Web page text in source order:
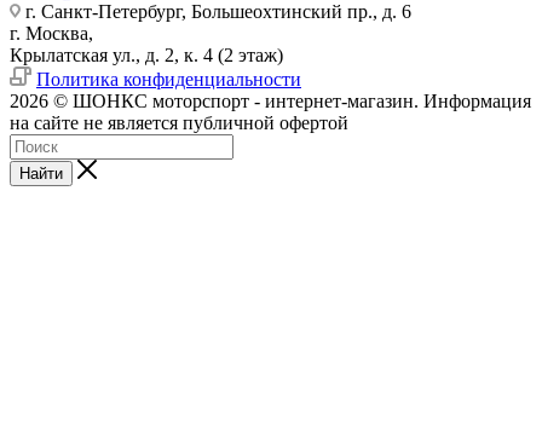
г. Санкт-Петербург, Большеохтинский пр., д. 6
г. Москва,
Крылатская ул., д. 2, к. 4 (2 этаж)
Политика конфиденциальности
2026 © ШОНКС моторспорт - интернет-магазин. Информация
на сайте не является публичной офертой
Найти